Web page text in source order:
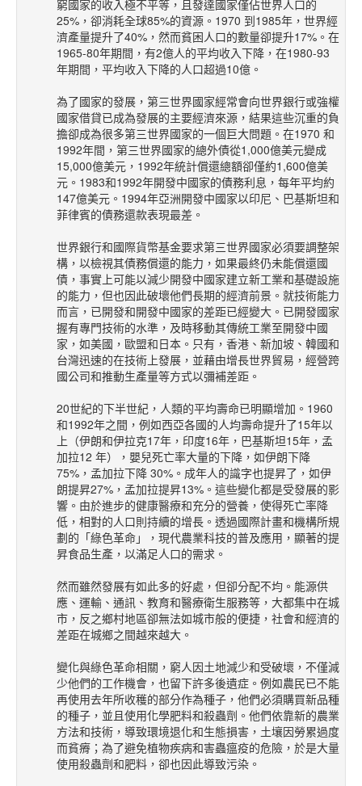
窮國家的收入極不平等，且發達國家僅佔世界人口的
25%，卻消耗全球85%的資源。1970 到1985年，世界經
濟產量提升了40%，然而貧困人口的數量卻提升17%。在
1965-80年期間，有2億人的平均收入下降，在1980-93
年期間，平均收入下降的人口超過10億。
為了國家的發展，第三世界國家經常會向世界銀行或強權
國家借貸已成為發展的主要經濟來源，結果這些沉重的負
擔卻成為很多第三世界國家的一個巨大問題。在1970 和
1992年間，第三世界國家的總外債從1,000億美元變成
15,000億美元，1992年統計償還總額卻僅約1,600億美
元。1983和1992年開發中國家的債務利息，每年平均約
147億美元。1994年亞洲開發中國家以印尼、巴基斯坦和
菲律賓的債務還款表現最差。
世界銀行和國際貨幣基金要求第三世界國家必須要調整架
構，以檢視其債務償還的能力，如果最終仍未能償還國
債，事實上可能以減少開發中國家建立新工業和基礎設施
的能力，但也因此破壞他們長期的經濟前景。就技術能力
而言，已開發和開發中國家的差距已經變大。已開發國家
握有專門技術的水準，及時移動其傳統工業至開發中國
家，如美國，歐盟和日本。只有，香港、新加坡、韓國和
台灣迅速的在技術上發展，並藉由增長世界貿易，經營跨
國公司和推動生產量等方式以彌補差距。
20世紀的下半世紀，人類的平均壽命已明顯增加。1960
和1992年之間，例如西亞各國的人均壽命提升了15年以
上（伊朗和伊拉克17年，印度16年，巴基斯坦15年，孟
加拉12 年），嬰兒死亡率大量的下降，如伊朗下降
75%，孟加拉下降 30%。成年人的識字也提昇了，如伊
朗提昇27%，孟加拉提昇13%。這些變化都是受發展的影
響。由於進步的健康醫療和充分的營養，使得死亡率降
低，相對的人口則持續的增長。透過國際計畫和機構所規
劃的「綠色革命」，現代農業科技的普及應用，顯著的提
昇食品生產，以滿足人口的需求。
然而雖然發展有如此多的好處，但卻分配不均。能源供
應、運輸、通訊、教育和醫療衛生服務等，大都集中在城
市，反之鄉村地區卻無法如城市般的便捷，社會和經濟的
差距在城鄉之間越來越大。
變化與綠色革命相關，窮人因土地減少和受破壞，不僅減
少他們的工作機會，也留下許多後遺症。例如農民已不能
再使用去年所收穫的部分作為種子，他們必須購買新品種
的種子，並且使用化學肥料和殺蟲劑。他們依靠新的農業
方法和技術，導致環境退化和生態損害，土壤因勞累過度
而貧瘠；為了避免植物疾病和害蟲瘟疫的危險，於是大量
使用殺蟲劑和肥料，卻也因此導致污染。